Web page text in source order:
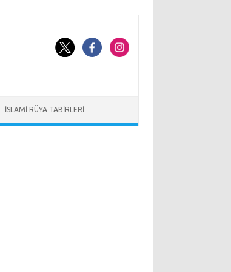
İSLAMI RÜYA TABIRLERI